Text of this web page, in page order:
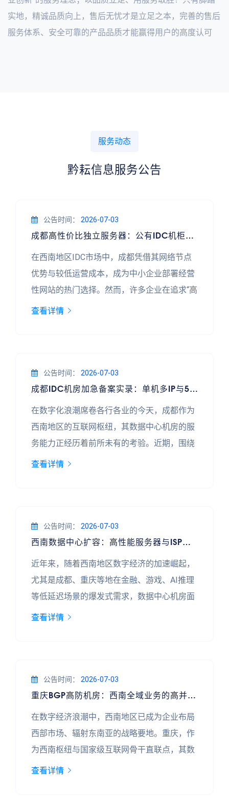
实地，精诚品质向上，售后无忧才是立足之本，完善的售后
服务体系、安全可靠的产品品质才能赢得用户的高度认可
服务动态
黔耘信息服务公告
公告时间： 2026-07-03
成都高性价比独立服务器：公有IDC机柜出租如何规避ICP处罚风险
在西南地区IDC市场中，成都凭借其网络节点
优势与较低运营成本，成为中小企业部署经营
性网站的热门选择。然而，许多企业在追求“高
性价比独立服务器”与“公有IDC机柜出租”时，
患。 **案例一：某电商平台“无备案”翻车事件
** 2023年，成都某小型电商公司为节省成本，
租用某公
查看详情
公告时间： 2026-07-03
成都IDC机房加急备案实录：单机多IP与500G硬防的实战价值
在数字化浪潮席卷各行各业的今天，成都作为
西南地区的互联网枢纽，其数据中心机房的服
务能力正经历着前所未有的考验。近期，围绕
“单机多IP服务器”、“500G硬防”以及“加急办理
后的逻辑。 **一、单机多IP：资源隔离与业务
合规的刚需** 许多企业，尤其是游戏、跨境电
商、金融风控领
查看详情
公告时间： 2026-07-03
西南数据中心扩容：高性能服务器与ISP资质升级的并行之路
近年来，随着西南地区数字经济的加速崛起，
尤其是成都、重庆等地在金融、游戏、AI推理
等低延迟场景的爆发式需求，数据中心机房面
临前所未有的带宽压力。以“安全加密服务器西
成为行业关注的焦点。 **一、案例背景：从
“单点拥堵”到“架构重塑”** 位于成都高新西区
的某T3+级数据中心，原
查看详情
公告时间： 2026-07-03
重庆BGP高防机房：西南全域业务的高并发安全底座
在数字经济浪潮中，西南地区已成为企业布局
西部市场、辐射东南亚的战略要地。重庆，作
为西南枢纽与国家级互联网骨干直联点，其数
据中心正从“存储中心”向“算力与安全中心”跃
查看详情